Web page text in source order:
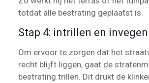
totdat alle bestrating geplaatst is.
Stap 4: intrillen en invegen
Om ervoor te zorgen dat het
recht blijft liggen, gaat de
bestrating trillen. Dit drukt de